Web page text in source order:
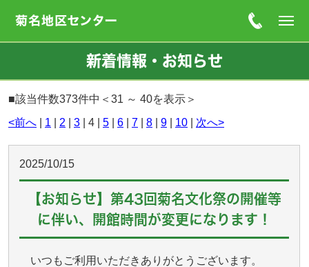
新着情報・お知らせ
■該当件数373件中＜31 ～ 40を表示＞
<前へ
1 2 3 | 4 | 5 6 7 8 9 10 次へ>
2025/10/15
【お知らせ】第43回菊名文化祭の開催等
に伴い、開館時間が変更になります！
いつもご利用いただきありがとうございます。